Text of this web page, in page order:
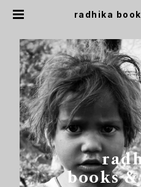
radhika
books